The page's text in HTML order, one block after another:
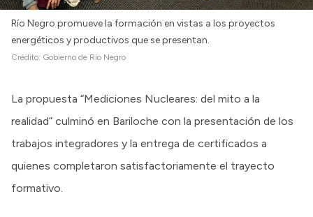
Río Negro promueve la formación en vistas a los proyectos
energéticos y productivos que se presentan.
Crédito: Gobierno de Río Negro
La propuesta “Mediciones Nucleares: del mito a la
realidad” culminó en Bariloche con la presentación de los
trabajos integradores y la entrega de certificados a
quienes completaron satisfactoriamente el trayecto
formativo.